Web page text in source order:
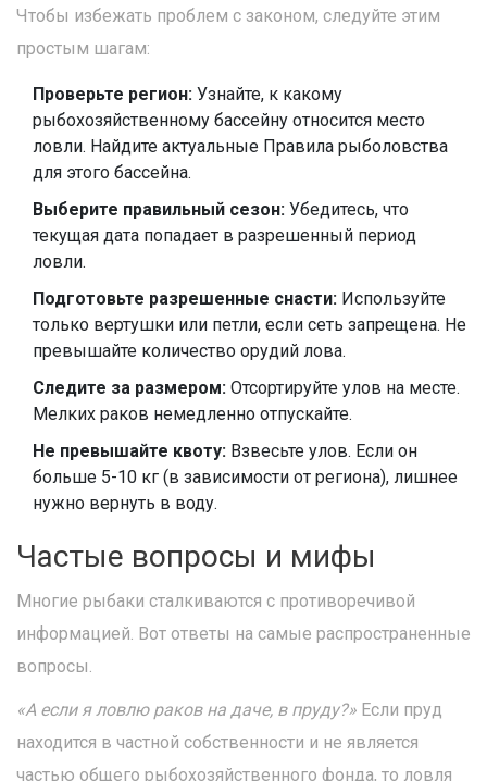
Чтобы избежать проблем с законом, следуйте этим
простым шагам:
Проверьте регион: Узнайте, к какому
рыбохозяйственному бассейну относится место
ловли. Найдите актуальные Правила рыболовства
для этого бассейна.
Выберите правильный сезон: Убедитесь, что
текущая дата попадает в разрешенный период
ловли.
Подготовьте разрешенные снасти: Используйте
только вертушки или петли, если сеть запрещена. Не
превышайте количество орудий лова.
Следите за размером: Отсортируйте улов на месте.
Мелких раков немедленно отпускайте.
Не превышайте квоту: Взвесьте улов. Если он
больше 5-10 кг (в зависимости от региона), лишнее
нужно вернуть в воду.
Частые вопросы и мифы
Многие рыбаки сталкиваются с противоречивой
информацией. Вот ответы на самые распространенные
вопросы.
«А если я ловлю раков на даче, в пруду?» Если пруд
находится в частной собственности и не является
частью общего рыбохозяйственного фонда, то ловля